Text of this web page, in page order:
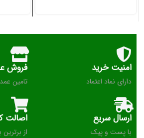
امنیت خرید
دارای نماد اعتماد
فروش
تامین
ارسال سریع
با پست و پیک
اصالت
از برترین